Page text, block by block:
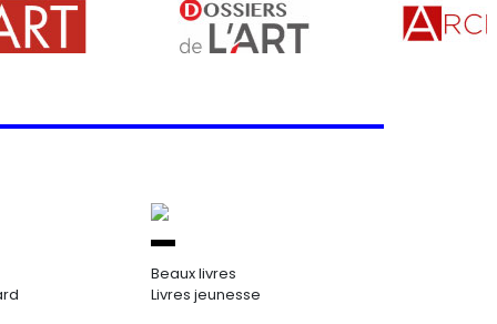
Beaux livres
Livres jeunesse